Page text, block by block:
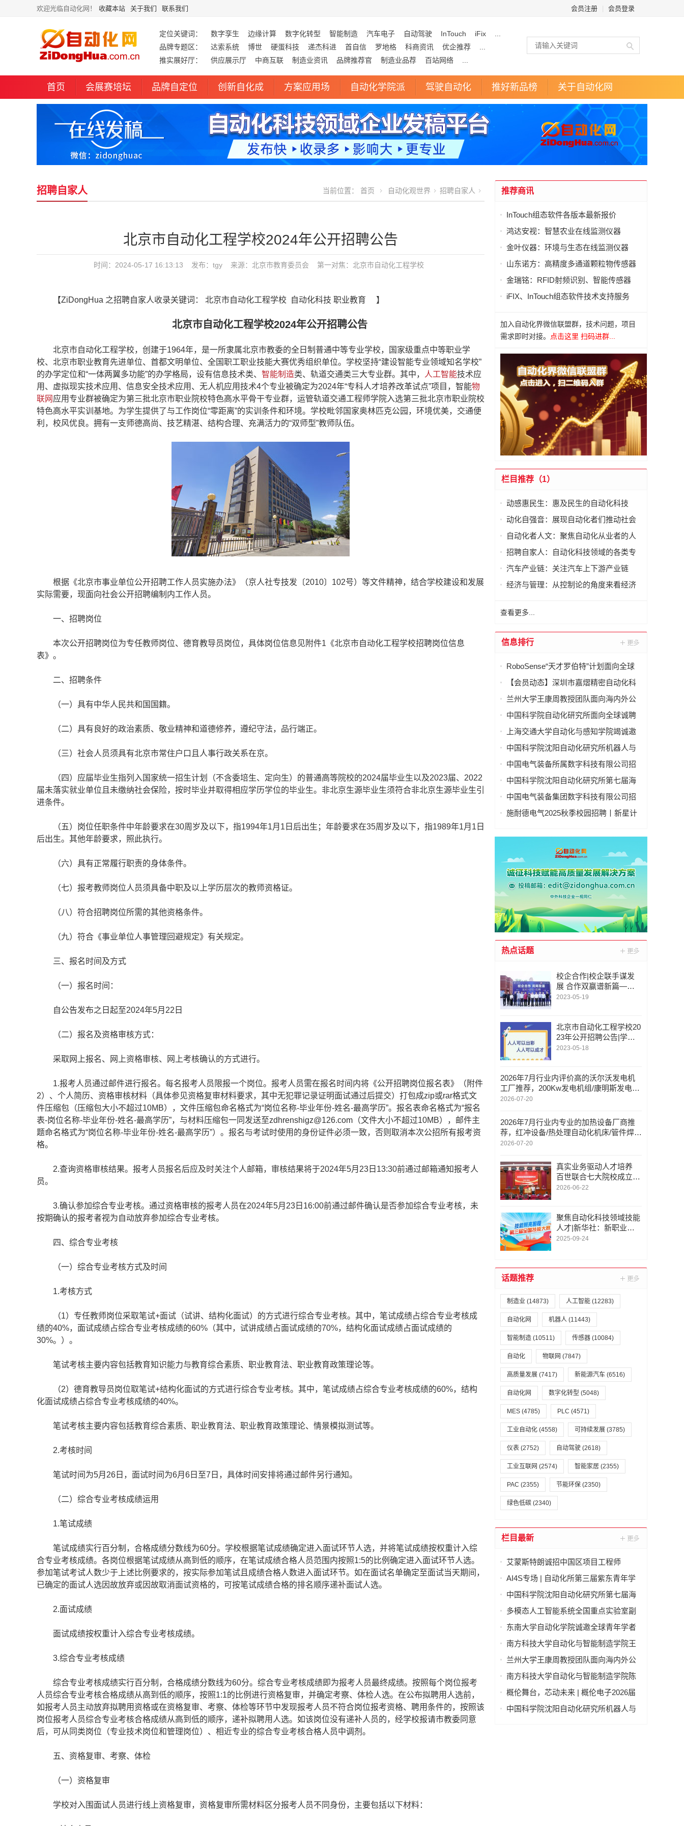
欢迎光临自动化网！ 收藏本站 关于我们 联系我们 会员注册 会员登录
定位关键词： 数字孪生 边缘计算 数字化转型 智能制造 汽车电子 自动驾驶 InTouch iFix
品牌专题区：
达索系统 博世 硬蛋科技 递杰科进 首自信 罗地格 科商资讯 优企推荐
推实展好厅：
供应展示厅 中商互联 制造业资讯 品牌推荐官 制造业品荐 百站网络
首页 会展赛培坛 品牌自定位 创新自化成 方案应用场 自动化学院派 驾驶自动化 推好新品榜 关于自动化网
招聘自家人 当前位置： 首页 自动化观世界 招聘自家人
北京市自动化工程学校2024年公开招聘公告
时间：2024-05-17 16:13:13 发布：tgy 来源：北京市教育委员会 第一对焦： 北京市自动化工程学校
【ZiDongHua 之招聘自家人收录关键词： 北京市自动化工程学校 自动化科技 职业教育 】
北京市自动化工程学校2024年公开招聘公告
北京市自动化工程学校，创建于1964年，是一所隶属北京市教委的全日制普通中等专业学校，国家级重点中等职业学
校、北京市职业教育先进单位、首都文明单位、全国职工职业技能大赛优秀组织单位。学校坚持“建设智能专业领域知名学校”
的办学定位和“一体两翼多功能”的办学格局，设有信息技术类、 智能制造类、轨道交通类三大专业群。其中， 人工智能技术应
用、虚拟现实技术应用、信息安全技术应用、无人机应用技术4个专业被确定为2024年“专科人才培养改革试点”项目，智能物
联网 应用专业群被确定为第三批北京市职业院校特色高水平骨干专业群，运管轨道交通工程师学院入选第三批北京市职业院校
特色高水平实训基地。为学生提供了与工作岗位“零距离”的实训条件和环境。学校毗邻国家奥林匹克公园，环境优美，交通便
利，校风优良。拥有一支师德高尚、技艺精湛、结构合理、充满活力的“双师型”教师队伍。
根据《北京市事业单位公开招聘工作人员实施办法》（京人社专技发〔2010〕102号）等文件精神，结合学校建设和发展
实际需要，现面向社会公开招聘编制内工作人员。
一、招聘岗位
本次公开招聘岗位为专任教师岗位、德育教导员岗位，具体岗位信息见附件1《北京市自动化工程学校招聘岗位信息
表》。
二、招聘条件
（一）具有中华人民共和国国籍。
（二）具有良好的政治素质、敬业精神和道德修养，遵纪守法，品行端正。
（三）社会人员须具有北京市常住户口且人事行政关系在京。
（四）应届毕业生指列入国家统一招生计划（不含委培生、定向生）的普通高等院校的2024届毕业生以及2023届、2022
届未落实就业单位且未缴纳社会保险，按时毕业并取得相应学历学位的毕业生。非北京生源毕业生须符合非北京生源毕业生引
进条件。
（五）岗位任职条件中年龄要求在30周岁及以下，指1994年1月1日后出生；年龄要求在35周岁及以下，指1989年1月1日
后出生。其他年龄要求，照此执行。
（六）具有正常履行职责的身体条件。
（七）报考教师岗位人员须具备中职及以上学历层次的教师资格证。
（八）符合招聘岗位所需的其他资格条件。
（九）符合《事业单位人事管理回避规定》有关规定。
三、报名时间及方式
（一）报名时间：
自公告发布之日起至2024年5月22日
（二）报名及资格审核方式：
采取网上报名、网上资格审核、网上考核确认的方式进行。
1.报考人员通过邮件进行报名。每名报考人员限报一个岗位。报考人员需在报名时间内将《公开招聘岗位报名表》（附件
2）、个人简历、资格审核材料（具体参见资格复审材料要求，其中无犯罪记录证明面试通过后提交）打包成zip或rar格式文
件压缩包（压缩包大小不超过10MB），文件压缩包命名格式为“岗位名称-毕业年份-姓名-最高学历”。报名表命名格式为“报名
表-岗位名称-毕业年份-姓名-最高学历”，与材料压缩包一同发送至zdhrenshigz@126.com（文件大小不超过10MB），邮件主
题命名格式为“岗位名称-毕业年份-姓名-最高学历”）。报名与考试时使用的身份证件必须一致，否则取消本次公招所有报考资
格。
2.查询资格审核结果。报考人员报名后应及时关注个人邮箱，审核结果将于2024年5月23日13:30前通过邮箱通知报考人
员。
3.确认参加综合专业考核。通过资格审核的报考人员在2024年5月23日16:00前通过邮件确认是否参加综合专业考核，未
按期确认的报考者视为自动放弃参加综合专业考核。
四、综合专业考核
（一）综合专业考核方式及时间
1.考核方式
（1）专任教师岗位采取笔试+面试（试讲、结构化面试）的方式进行综合专业考核。其中，笔试成绩占综合专业考核成
绩的40%，面试成绩占综合专业考核成绩的60%（其中，试讲成绩占面试成绩的70%，结构化面试成绩占面试成绩的
30%。）。
笔试考核主要内容包括教育知识能力与教育综合素质、职业教育法、职业教育政策理论等。
（2）德育教导员岗位取笔试+结构化面试的方式进行综合专业考核。其中，笔试成绩占综合专业考核成绩的60%，结构
化面试成绩占综合专业考核成绩的40%。
笔试考核主要内容包括教育综合素质、职业教育法、职业教育政策理论、情景模拟测试等。
2.考核时间
笔试时间为5月26日，面试时间为6月6日至7日，具体时间安排将通过邮件另行通知。
（二）综合专业考核成绩运用
1.笔试成绩
笔试成绩实行百分制，合格成绩分数线为60分。学校根据笔试成绩确定进入面试环节人选，并将笔试成绩按权重计入综
合专业考核成绩。各岗位根据笔试成绩从高到低的顺序，在笔试成绩合格人员范围内按照1:5的比例确定进入面试环节人选。
参加笔试考试人数少于上述比例要求的，按实际参加笔试且成绩合格人数进入面试环节。如在面试名单确定至面试当天期间，
已确定的面试人选因故放弃或因故取消面试资格的，可按笔试成绩合格的排名顺序递补面试人选。
2.面试成绩
面试成绩按权重计入综合专业考核成绩。
3.综合专业考核成绩
综合专业考核成绩实行百分制，合格成绩分数线为60分。综合专业考核成绩即为报考人员最终成绩。按照每个岗位报考
人员综合专业考核合格成绩从高到低的顺序，按照1:1的比例进行资格复审，并确定考察、体检人选。在公布拟聘用人选前，
如报考人员主动放弃拟聘用资格或在资格复审、考察、体检等环节中发现报考人员不符合岗位报考资格、聘用条件的，按照该
岗位报考人员综合专业考核合格成绩从高到低的顺序，递补拟聘用人选。如该岗位没有递补人员的，经学校报请市教委同意
后，可从同类岗位（专业技术岗位和管理岗位）、相近专业的综合专业考核合格人员中调剂。
五、资格复审、考察、体检
（一）资格复审
学校对入围面试人员进行线上资格复审，资格复审所需材料区分报考人员不同身份，主要包括以下材料：
推荐商讯
InTouch组态软件各版本最新报价
鸿达安视：智慧农业在线监测仪器
金叶仪器：环境与生态在线监测仪器
山东诺方：高精度多通道颗粒物传感器
金瑞铭：RFID射频识别、智能传感器
iFIX、InTouch组态软件技术支持服务
加入自动化界微信联盟群，技术问题，项目
需求即时对接。
点击这里 扫码进群...
栏目推荐（1）
动感惠民生：惠及民生的自动化科技
动化自强音：展现自动化者们推动社会
进步发出的响亮声音
自动化者人文：聚焦自动化从业者的人
文思考
招聘自家人：自动化科技领域的各类专
家及人才需求资讯
汽车产业链：关注汽车上下游产业链
经济与管理：从控制论的角度来看经济
查看更多...
信息排行
RoboSense“天才罗伯特”计划面向全球
招募
【会员动态】深圳市嘉熠精密自动化科
技有限公司广纳贤才！“职”等你来~
兰州大学王康周教授团队面向海内外公
开招聘博士后|依托国家重点研发计划课
值链协同管控技术”
中国科学院自动化研究所面向全球诚聘
优秀人才
上海交通大学自动化与感知学院竭诚邀
请全球英才
中国科学院沈阳自动化研究所机器人与
智能系统全国重点实验室主任招聘启事
中国电气装备所属数字科技有限公司招
聘公告
中国科学院沈阳自动化研究所第七届海
内外优秀青年学者交流会诚邀海内外英
中国电气装备集团数字科技有限公司招
聘公告
施耐德电气2025秋季校园招聘丨新星计
热点话题
校企合作|校企联手谋发
展 合作双赢谱新篇——
北京市自动化工程学校校
2023-05-19
北京市自动化工程学校20
23年公开招聘公告|学校
设有信息技术类、智能制
2023-05-18
2026年7月行业内评价高的沃尔沃发电机
工厂推荐，200Kw发电机组/康明斯发电
机，沃尔沃发电机实力厂家哪家靠谱
2026-07-20
2026年7月行业内专业的加热设备厂商推
荐，红冲设备/热处理自动化机床/管件焊
接/空调管件钎焊设备，加热设备公司推荐
2026-07-20
真实业务驱动人才培养
百世联合七大院校成立业
内首个职教共同体联盟
2026-06-22
聚焦自动化科技领域技能
人才|新华社：新职业英
才引领技能大赛“新风向”|
工智能等新领域赛项占比
2025-09-24
话题推荐
制造业 (14873) 人工智能 (12283)
自动化网 机器人 (11443)
智能制造 (10511) 传感器 (10084)
自动化 物联网 (7847)
高质量发展 (7417) 新能源汽车 (6516)
自动化网 数字化转型 (5048)
MES (4785) PLC (4571)
工业自动化 (4558) 可持续发展 (3785)
仪表 (2752) 自动驾驶 (2618)
工业互联网 (2574) 智能家居 (2355)
PAC (2355) 节能环保 (2350)
绿色低碳 (2340)
栏目最新
艾蒙斯特朗诚招中国区项目工程师
AI4S专场 | 自动化所第三届紫东青年学
者论坛诚邀海内外英才
中国科学院沈阳自动化研究所第七届海
内外优秀青年学者交流会诚邀海内外英
多模态人工智能系统全国重点实验室副
主任招聘启事
东南大学自动化学院诚邀全球青年学者
相约IROS 2025
南方科技大学自动化与智能制造学院王
莉莉教授课题组诚聘博士后
兰州大学王康周教授团队面向海内外公
开招聘博士后|依托国家重点研发计划课
值链协同管控技术”
南方科技大学自动化与智能制造学院陈
剑教授课题组博士后招聘启事
概伦舞台，芯动未来 | 概伦电子2026届
校园招聘正式启动
中国科学院沈阳自动化研究所机器人与